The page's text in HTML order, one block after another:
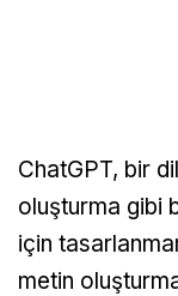
ChatGPT, bir
oluşturma gibi
için
metin